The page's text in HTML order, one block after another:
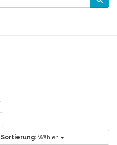
Sortierung: Wählen